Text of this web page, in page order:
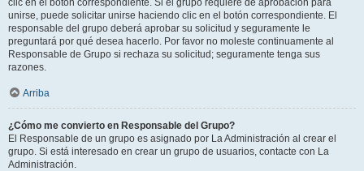
clic en el botón correspondiente. Si el grupo requiere de aprobación para
unirse, puede solicitar unirse haciendo clic en el botón correspondiente. El
responsable del grupo deberá aprobar su solicitud y seguramente le
preguntará por qué desea hacerlo. Por favor no moleste continuamente al
Responsable de Grupo si rechaza su solicitud; seguramente tenga sus
razones.
Arriba
¿Cómo me convierto en Responsable del Grupo?
El Responsable de un grupo es asignado por La Administración al crear el
grupo. Si está interesado en crear un grupo de usuarios, contacte con La
Administración.